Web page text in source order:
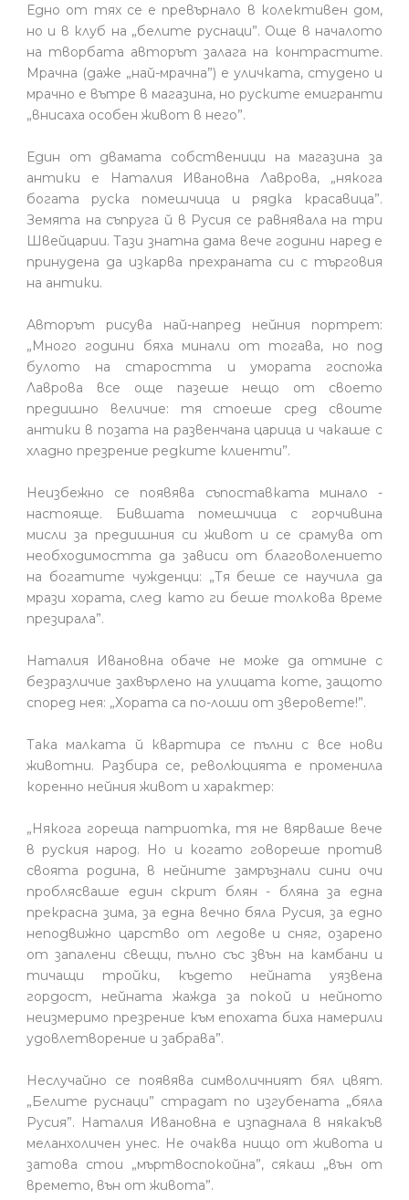
Едно от тях се е превърнало в колективен дом,
но и в клуб на „белите руснаци”. Още в началото
на творбата авторът залага на контрастите.
Мрачна (даже „най-мрачна”) е уличката, студено и
мрачно е вътре в магазина, но руските емигранти
„внисаха особен живот в него”.
Един от двамата собственици на магазина за
антики е Наталия Ивановна Лаврова, „някога
богата руска помешчица и рядка красавица”.
Земята на съпруга й в Русия се равнявала на три
Швейцарии. Тази знатна дама вече години наред е
принудена да изкарва прехраната си с търговия
на антики.
Авторът рисува най-напред нейния портрет:
„Много години бяха минали от тогава, но под
булото на старостта и умората госпожа
Лаврова все още пазеше нещо от своето
предишно величие: тя стоеше сред своите
антики в позата на развенчана царица и чакаше с
хладно презрение редките клиенти”.
Неизбежно се появява съпоставката минало -
настояще. Бившата помешчица с горчивина
мисли за предишния си живот и се срамува от
необходимостта да зависи от благоволението
на богатите чужденци: „Тя беше се научила да
мрази хората, след като ги беше толкова време
презирала”.
Наталия Ивановна обаче не може да отмине с
безразличие захвърлено на улицата коте, защото
според нея: „Хората са по-лоши от зверовете!”.
Така малката й квартира се пълни с все нови
животни. Разбира се, революцията е променила
коренно нейния живот и характер:
„Някога гореща патриотка, тя не вярваше вече
в руския народ. Но и когато говореше против
своята родина, в нейните замръзнали сини очи
проблясваше един скрит блян - бляна за една
прекрасна зима, за една вечно бяла Русия, за едно
неподвижно царство от ледове и сняг, озарено
от запалени свещи, пълно със звън на камбани и
тичащи тройки, където нейната уязвена
гордост, нейната жажда за покой и нейното
неизмеримо презрение към епохата биха намерили
удовлетворение и забрава”.
Неслучайно се появява символичният бял цвят.
„Белите руснаци” страдат по изгубената „бяла
Русия”. Наталия Ивановна е изпаднала в някакъв
меланхоличен унес. Не очаква нищо от живота и
затова стои „мъртвоспокойна”, сякаш „вън от
времето, вън от живота”.